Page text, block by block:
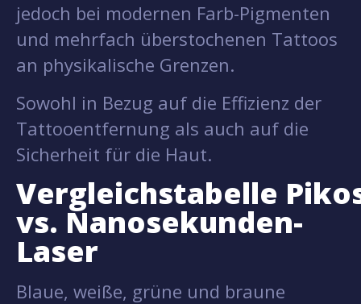
jedoch bei modernen Farb-Pigmenten
und mehrfach überstochenen Tattoos
an physikalische Grenzen.
Sowohl in Bezug auf die Effizienz der
Tattooentfernung als auch auf die
Sicherheit für die Haut.
Vergleichstabelle
vs. Nanosekunden-
Laser
Blaue, weiße, grüne und braune